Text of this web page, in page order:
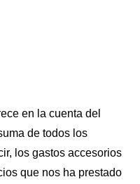
en la cuenta del
de todos los
los gastos accesorios
que nos ha prestado